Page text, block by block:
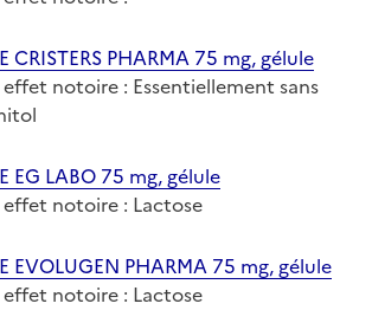
CRISTERS PHARMA 75 mg, gélule
notoire : Essentiellement sans
EG LABO 75 mg, gélule
effet notoire : Lactose
EVOLUGEN PHARMA 75 mg, gélule
effet notoire : Lactose